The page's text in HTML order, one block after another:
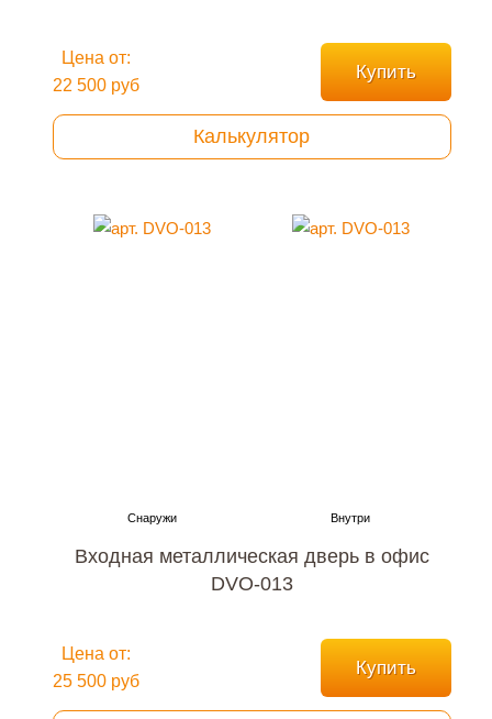
Цена от:
22 500 руб
Купить
Калькулятор
Входная металлическая дверь в офис
DVO-013
Цена от:
25 500 руб
Купить